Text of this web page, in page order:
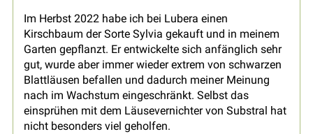
Im Herbst 2022 habe ich bei Lubera einen
Kirschbaum der Sorte Sylvia gekauft und in meinem
Garten gepflanzt. Er entwickelte sich anfänglich sehr
gut, wurde aber immer wieder extrem von schwarzen
Blattläusen befallen und dadurch meiner Meinung
nach im Wachstum eingeschränkt. Selbst das
einsprühen mit dem Läusevernichter von Substral hat
nicht besonders viel geholfen.